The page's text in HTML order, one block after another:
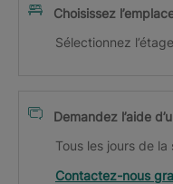
Choisissez
Sélectionnez
Demandez l’aide
Tous les jours de la
Contactez-nous